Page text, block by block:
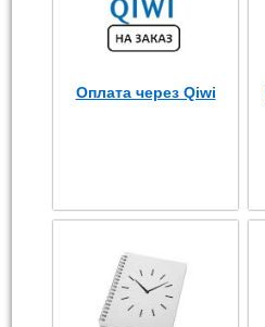
Оплата через Qiwi